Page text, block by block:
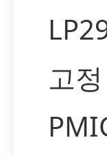
고